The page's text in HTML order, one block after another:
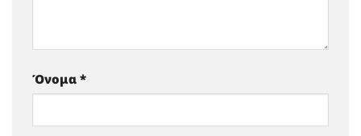
Όνομα *